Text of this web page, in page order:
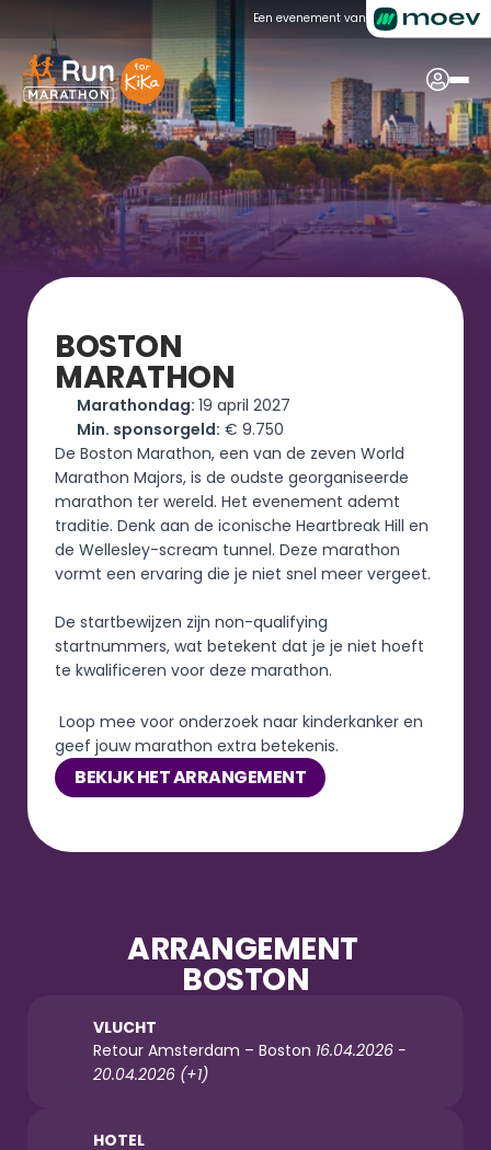
Een evenement van
BOSTON
MARATHON
Marathondag: 19 april 2027
Min. sponsorgeld: € 9.750
De Boston Marathon, een van de zeven World
Marathon Majors, is de oudste georganiseerde
marathon ter wereld. Het evenement ademt
traditie. Denk aan de iconische Heartbreak Hill en
de Wellesley-scream tunnel. Deze marathon
vormt een ervaring die je niet snel meer vergeet.
De startbewijzen zijn non-qualifying
startnummers, wat betekent dat je je niet hoeft
te kwalificeren voor deze marathon.
Loop mee voor onderzoek naar kinderkanker en
geef jouw marathon extra betekenis.
BEKIJK HET ARRANGEMENT
ARRANGEMENT
BOSTON
VLUCHT
Retour Amsterdam – Boston 16.04.2026 -
20.04.2026 (+1)
HOTEL